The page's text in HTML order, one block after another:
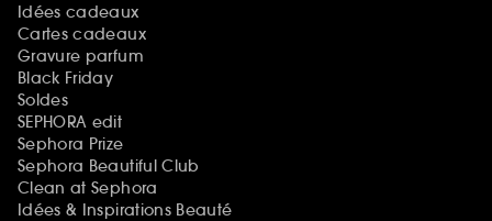
Idées cadeaux
Cartes cadeaux
Gravure parfum
Black Friday
Soldes
SEPHORA edit
Sephora Prize
Sephora Beautiful Club
Clean at Sephora
Idées & Inspirations Beauté